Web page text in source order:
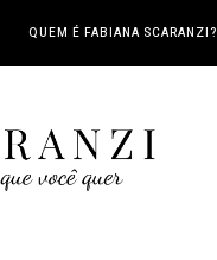
QUEM É FABIANA SCARANZI?